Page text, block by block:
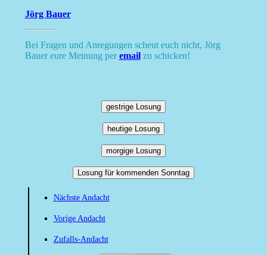
Jörg Bauer
Bei Fragen und Anregungen scheut euch nicht, Jörg
Bauer eure Meinung peremailzu schicken!
gestrige Losung
heutige Losung
morgige Losung
Losung für kommenden Sonntag
Nächste Andacht
Vorige Andacht
Zufalls-Andacht